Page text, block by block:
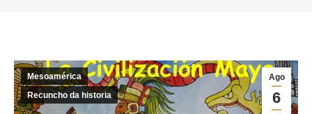
Ago
6
Mesoamérica
Recuncho da historia